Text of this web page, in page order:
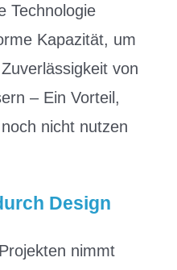
Technologie
Kapazität, um
von
– Ein Vorteil,
nicht nutzen
Design
nimmt